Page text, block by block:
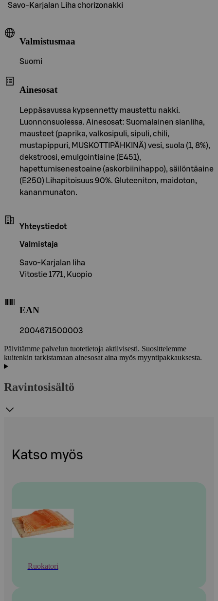
Savo-Karjalan Liha chorizonakki
Valmistusmaa
Suomi
Ainesosat
Leppäsavussa kypsennetty maustettu nakki.
Luonnonsuolessa. Ainesosat: Suomalainen sianliha,
mausteet (paprika, valkosipuli, sipuli, chili,
mustapippuri, MUSKOTTIPÄHKINÄ) vesi, suola (1, 8%),
dekstroosi, emulgointiaine (E451),
hapettumisenestoaine (askorbiinihappo), säilöntäaine
(E250) Lihapitoisuus 90%. Gluteeniton, maidoton,
kananmunaton.
Yhteystiedot
Valmistaja
Savo-Karjalan liha
Vitostie 1771, Kuopio
EAN
2004671500003
Päivitämme palvelun tuotetietoja aktiivisesti. Suosittelemme
kuitenkin tarkistamaan ainesosat aina myös myyntipakkauksesta.
Ravintosisältö
Katso myös
Ruokatori